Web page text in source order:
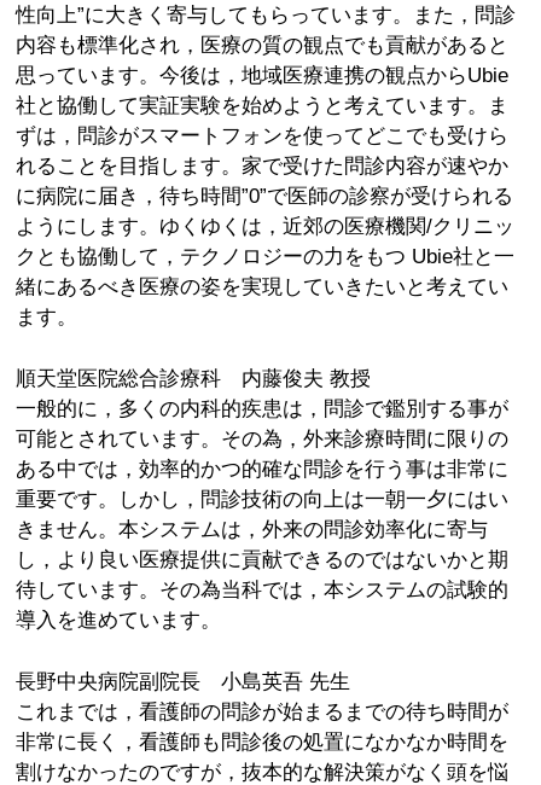
性向上”に大きく寄与してもらっています。また，問診
内容も標準化され，医療の質の観点でも貢献があると
思っています。今後は，地域医療連携の観点からUbie
社と協働して実証実験を始めようと考えています。ま
ずは，問診がスマートフォンを使ってどこでも受けら
れることを目指します。家で受けた問診内容が速やか
に病院に届き，待ち時間”0”で医師の診察が受けられる
ようにします。ゆくゆくは，近郊の医療機関/クリニッ
クとも協働して，テクノロジーの力をもつ Ubie社と一
緒にあるべき医療の姿を実現していきたいと考えてい
ます。
順天堂医院総合診療科 内藤俊夫 教授
一般的に，多くの内科的疾患は，問診で鑑別する事が
可能とされています。その為，外来診療時間に限りの
ある中では，効率的かつ的確な問診を行う事は非常に
重要です。しかし，問診技術の向上は一朝一夕にはい
きません。本システムは，外来の問診効率化に寄与
し，より良い医療提供に貢献できるのではないかと期
待しています。その為当科では，本システムの試験的
導入を進めています。
長野中央病院副院長 小島英吾 先生
これまでは，看護師の問診が始まるまでの待ち時間が
非常に長く，看護師も問診後の処置になかなか時間を
割けなかったのですが，抜本的な解決策がなく頭を悩